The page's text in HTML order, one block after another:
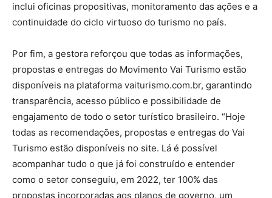
inclui oficinas propositivas, monitoramento das ações e a
continuidade do ciclo virtuoso do turismo no país.
Por fim, a gestora reforçou que todas as informações,
propostas e entregas do Movimento Vai Turismo estão
disponíveis na plataforma vaiturismo.com.br, garantindo
transparência, acesso público e possibilidade de
engajamento de todo o setor turístico brasileiro. “Hoje
todas as recomendações, propostas e entregas do Vai
Turismo estão disponíveis no site. Lá é possível
acompanhar tudo o que já foi construído e entender
como o setor conseguiu, em 2022, ter 100% das
propostas incorporadas aos planos de governo, um